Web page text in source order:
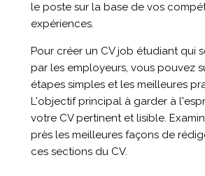
le poste sur la base de vos
expériences.
Pour créer un CV job étudiant qui
par les employeurs, vous pouvez
étapes simples et les meilleures
L'objectif principal à garder à
votre CV pertinent et lisible.
près les meilleures façons de
ces sections du CV.